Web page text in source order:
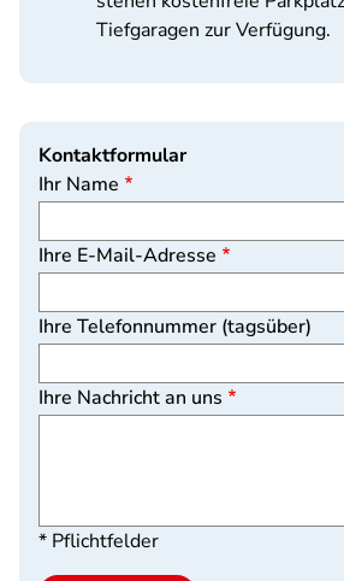
Tiefgaragen zur Verfügung.
Kontaktformular
Ihr Name
Ihre E-Mail-Adresse
Ihre Telefonnummer (tagsüber)
Ihre Nachricht an uns
* Pflichtfelder